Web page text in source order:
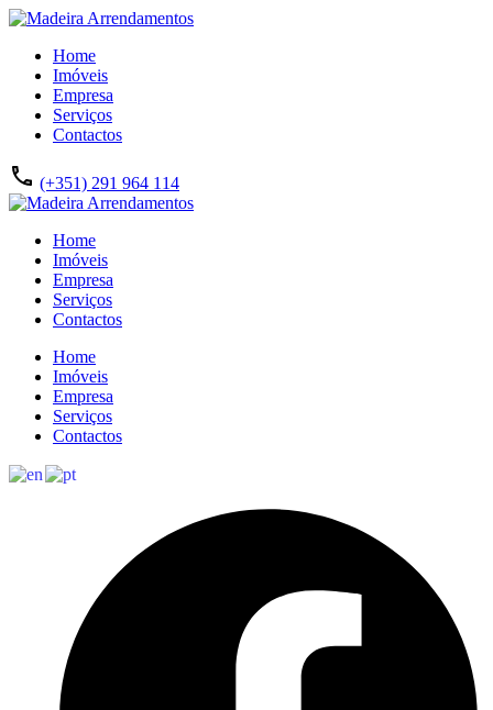
Home
Imóveis
Empresa
Serviços
Contactos
(+351) 291 964 114
Home
Imóveis
Empresa
Serviços
Contactos
Home
Imóveis
Empresa
Serviços
Contactos